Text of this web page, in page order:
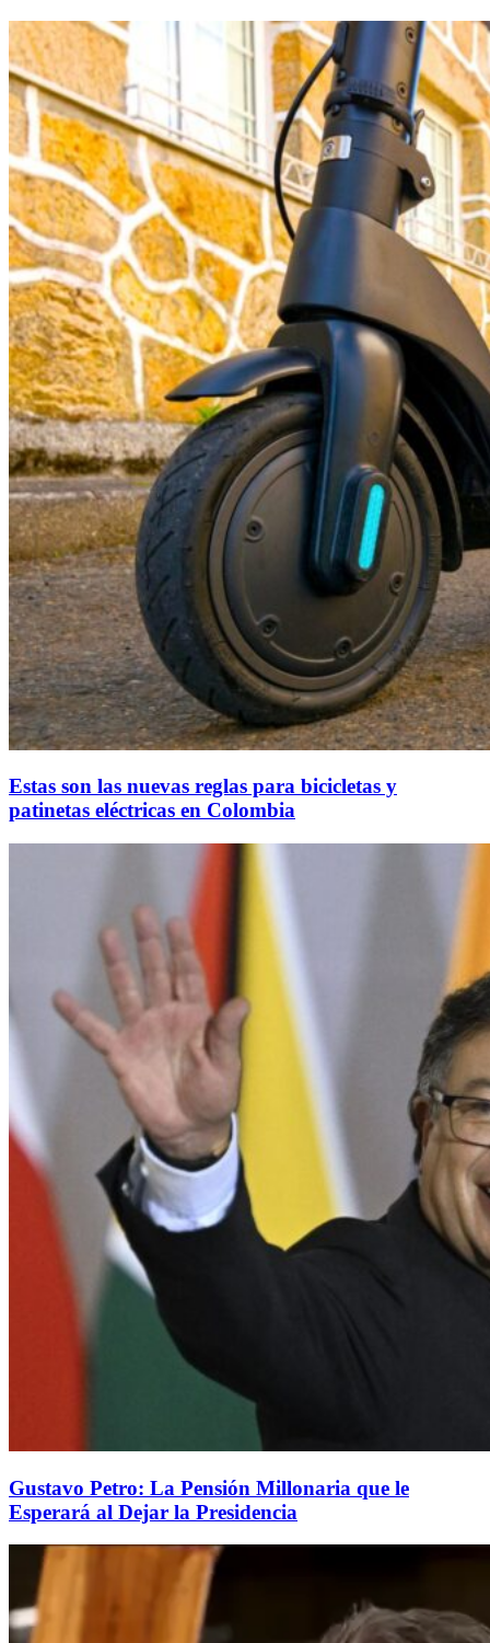
Estas son las nuevas reglas para bicicletas y
patinetas eléctricas en Colombia
Gustavo Petro: La Pensión Millonaria que le
Esperará al Dejar la Presidencia